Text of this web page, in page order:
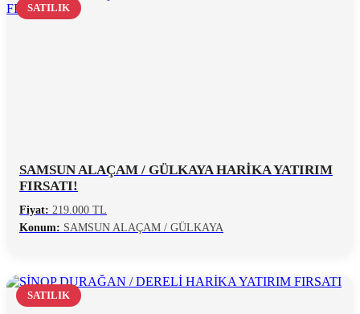
SATILIK
SAMSUN ALAÇAM / GÜLKAYA HARİKA YATIRIM
FIRSATI!
Fiyat: 219.000 TL
Konum: SAMSUN ALAÇAM / GÜLKAYA
SATILIK